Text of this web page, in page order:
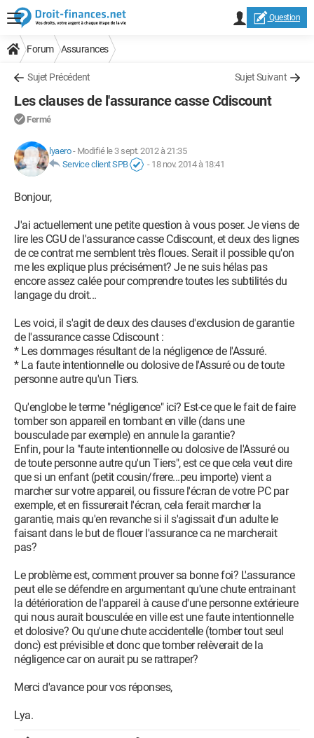
Question
Forum Assurances
Sujet Précédent Sujet Suivant
Les clauses de l'assurance casse Cdiscount
Fermé
lyaero- Modifié le 3 sept. 2012 à 21:35
Service client SPB
- 18 nov. 2014 à 18:41
Bonjour,
J'ai actuellement une petite question à vous poser. Je viens de
lire les CGU de l'assurance casse Cdiscount, et deux des lignes
de ce contrat me semblent très floues. Serait il possible qu'on
me les explique plus précisément? Je ne suis hélas pas
encore assez calée pour comprendre toutes les subtilités du
langage du droit...
Les voici, il s'agit de deux des clauses d'exclusion de garantie
de l'assurance casse Cdiscount :
* Les dommages résultant de la négligence de l'Assuré.
* La faute intentionnelle ou dolosive de l'Assuré ou de toute
personne autre qu'un Tiers.
Qu'englobe le terme "négligence" ici? Est-ce que le fait de faire
tomber son appareil en tombant en ville (dans une
bousculade par exemple) en annule la garantie?
Enfin, pour la "faute intentionnelle ou dolosive de l'Assuré ou
de toute personne autre qu'un Tiers", est ce que cela veut dire
que si un enfant (petit cousin/frere...peu importe) vient a
marcher sur votre appareil, ou fissure l'écran de votre PC par
exemple, et en fissurerait l'écran, cela ferait marcher la
garantie, mais qu'en revanche si il s'agissait d'un adulte le
faisant dans le but de flouer l'assurance ca ne marcherait
pas?
Le problème est, comment prouver sa bonne foi? L'assurance
peut elle se défendre en argumentant qu'une chute entrainant
la détérioration de l'appareil à cause d'une personne extérieure
qui nous aurait bousculée en ville est une faute intentionnelle
et dolosive? Ou qu'une chute accidentelle (tomber tout seul
donc) est prévisible et donc que tomber relèverait de la
négligence car on aurait pu se rattraper?
Merci d'avance pour vos réponses,
Lya.